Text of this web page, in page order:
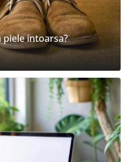
intoarsa?